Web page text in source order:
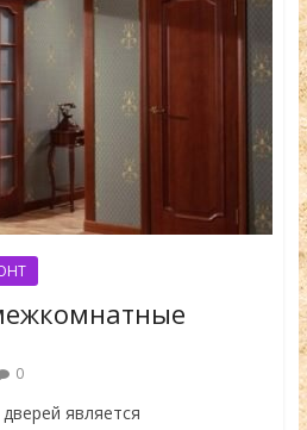
0
является